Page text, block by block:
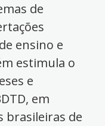
de
ensino e
estimula o
e
em
brasileiras de